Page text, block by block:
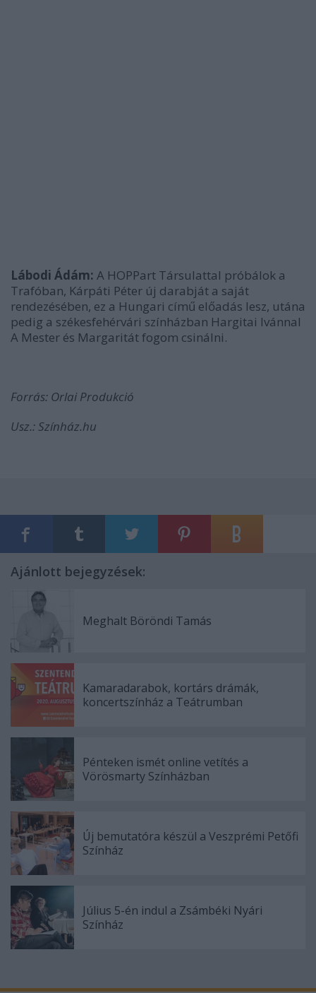
Lábodi Ádám: A HOPPart Társulattal próbálok a
Trafóban, Kárpáti Péter új darabját a saját
rendezésében, ez a Hungari című előadás lesz, utána
pedig a székesfehérvári színházban Hargitai Ivánnal
A Mester és Margaritát fogom csinálni.
Forrás: Orlai Produkció
Usz.: Színház.hu
Ajánlott bejegyzések:
Meghalt Böröndi Tamás
Kamaradarabok, kortárs drámák,
koncertszínház a Teátrumban
Pénteken ismét online vetítés a
Vörösmarty Színházban
Új bemutatóra készül a Veszprémi Petőfi
Színház
Július 5-én indul a Zsámbéki Nyári
Színház